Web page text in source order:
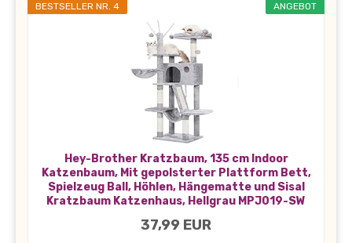
ANGEBOT
BESTSELLER NR. 4
Hey-Brother Kratzbaum, 135 cm Indoor
Katzenbaum, Mit gepolsterter Plattform Bett,
Spielzeug Ball, Höhlen, Hängematte und Sisal
Kratzbaum Katzenhaus, Hellgrau MPJ019-SW
37,99 EUR